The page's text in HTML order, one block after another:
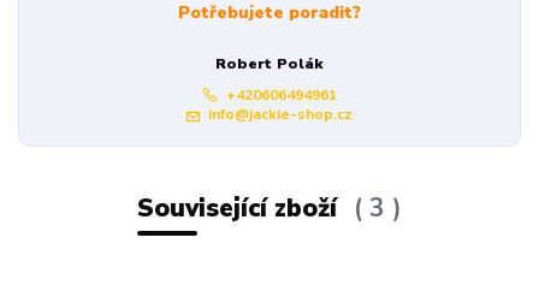
Potřebujete poradit?
Robert Polák
+420606494961
info@jackie-shop.cz
Související zboží 3